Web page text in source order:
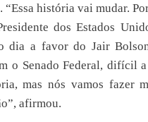
“Essa história vai mudar.
dos Estados
dia a favor do Jair
o Senado Federal, difícil
mas nós vamos fazer
afirmou.